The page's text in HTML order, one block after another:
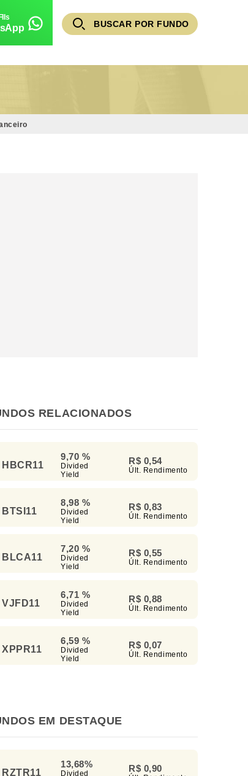
BUSCAR POR FUNDO
RELACIONADOS
HBCR11
9,70 %
Divided
Yield
R$ 0,54
Últ. Rendimento
BTSI11
8,98 %
Divided
Yield
R$ 0,83
Últ. Rendimento
BLCA11
7,20 %
Divided
Yield
R$ 0,55
Últ. Rendimento
VJFD11
6,71 %
Divided
Yield
R$ 0,88
Últ. Rendimento
XPPR11
6,59 %
Divided
Yield
R$ 0,07
Últ. Rendimento
EM DESTAQUE
RZTR11
13,68%
Divided
R$ 0,90